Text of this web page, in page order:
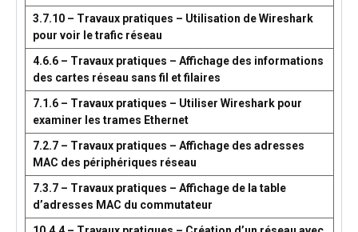
3.7.10 – Travaux pratiques – Utilisation de Wireshark
pour voir le trafic réseau
4.6.6 – Travaux pratiques – Affichage des informations
des cartes réseau sans fil et filaires
7.1.6 – Travaux pratiques – Utiliser Wireshark pour
examiner les trames Ethernet
7.2.7 – Travaux pratiques – Affichage des adresses
MAC des périphériques réseau
7.3.7 – Travaux pratiques – Affichage de la table
d’adresses MAC du commutateur